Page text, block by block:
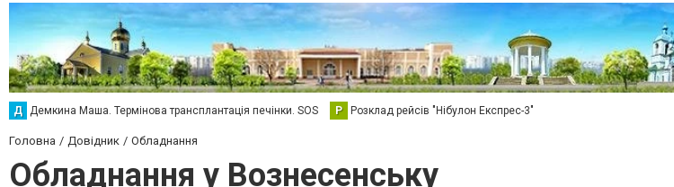
Д Демкина Маша. Термінова трансплантація печінки. SOS Р Розклад рейсів "Нібулон Експрес-3"
Головна Довідник Обладнання
Обладнання у Вознесенську